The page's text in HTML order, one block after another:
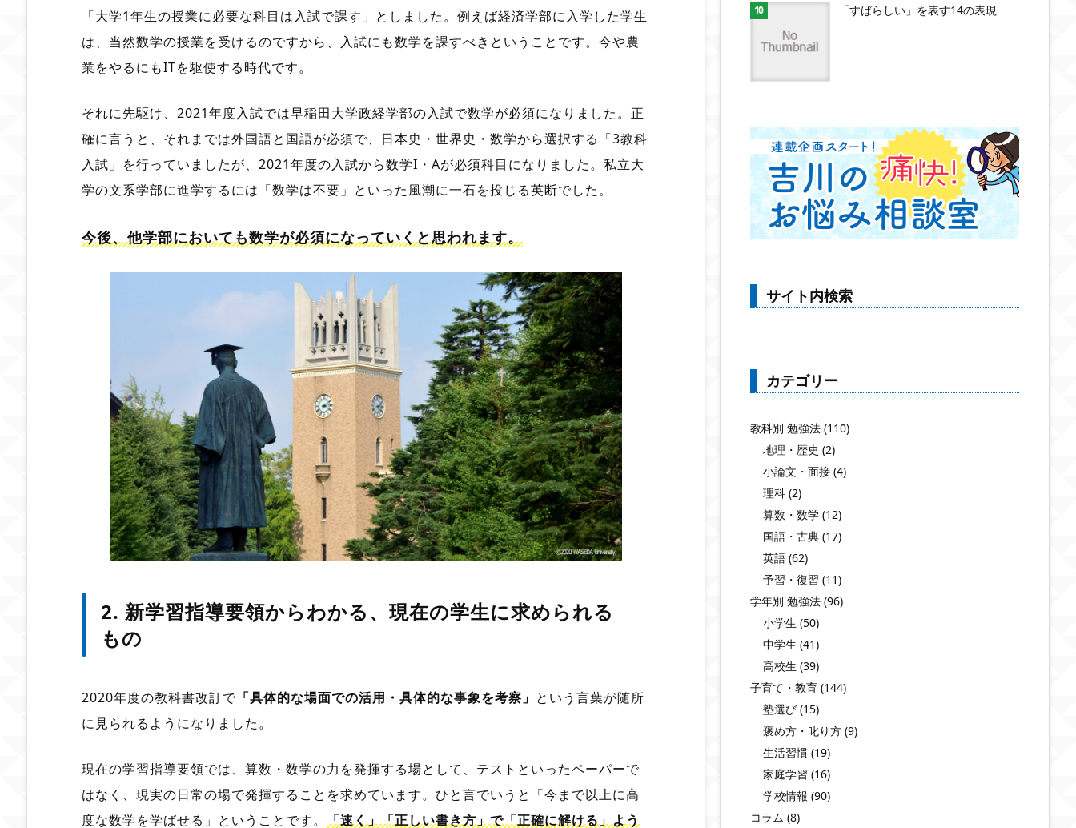
「大学1年生の授業に必要な科目は入試で課す」としました。例えば経済学部に入学した学生
は、当然数学の授業を受けるのですから、入試にも数学を課すべきということです。今や農
業をやるにもITを駆使する時代です。
それに先駆け、2021年度入試では早稲田大学政経学部の入試で数学が必須になりました。正
確に言うと、それまでは外国語と国語が必須で、日本史・世界史・数学から選択する「3教科
入試」を行っていましたが、2021年度の入試から数学I・Aが必須科目になりました。私立大
学の文系学部に進学するには「数学は不要」といった風潮に一石を投じる英断でした。
今後、他学部においても数学が必須になっていくと思われます。
2. 新学習指導要領からわかる、現在の学生に求められる
もの
2020年度の教科書改訂で 「具体的な場面での活用・具体的な事象を考察」 という言葉が随所
に見られるようになりました。
現在の学習指導要領では、算数・数学の力を発揮する場として、テストといったペーパーで
はなく、現実の日常の場で発揮することを求めています。ひと言でいうと「今まで以上に高
度な数学を学ばせる」ということです。 「速く」「正しい書き方」で「正確に解ける」よう
「すばらしい」を表す14の表現
サイト内検索
カテゴリー
教科別 勉強法 (110)
地理・歴史 (2)
小論文・面接 (4)
理科 (2)
算数・数学 (12)
国語・古典 (17)
英語 (62)
予習・復習 (11)
学年別 勉強法 (96)
小学生 (50)
中学生 (41)
高校生 (39)
子育て・教育 (144)
塾選び (15)
褒め方・叱り方 (9)
生活習慣 (19)
家庭学習 (16)
学校情報 (90)
コラム (8)